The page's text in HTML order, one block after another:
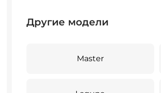
Другие модели
Master